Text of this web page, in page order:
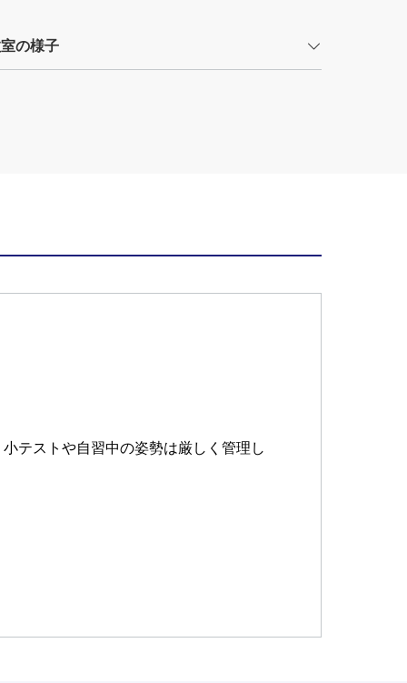
の様子
テストや自習中の姿勢は厳しく管理し